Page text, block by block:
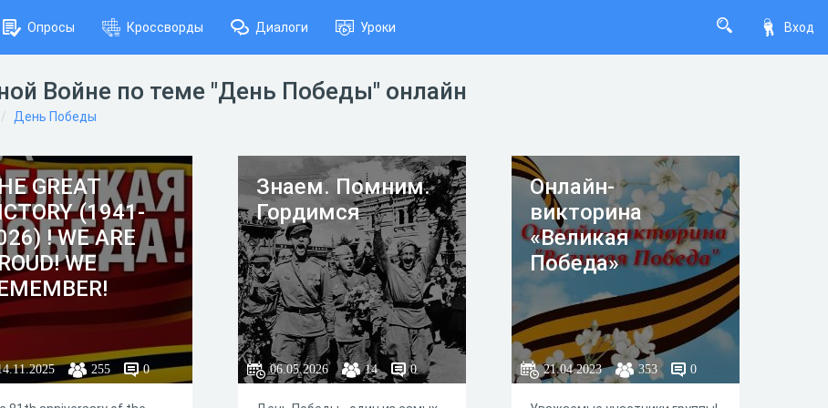
Вход
Опросы Кроссворды Диалоги Уроки
Войне по теме "День Победы" онлайн
День Победы
GREAT
(1941-
! WE ARE
WE
255 0
Знаем. Помним.
Гордимся
06.05.2026 14 0
Онлайн-
викторина
«Великая
Победа»
21.04.2023 353 0